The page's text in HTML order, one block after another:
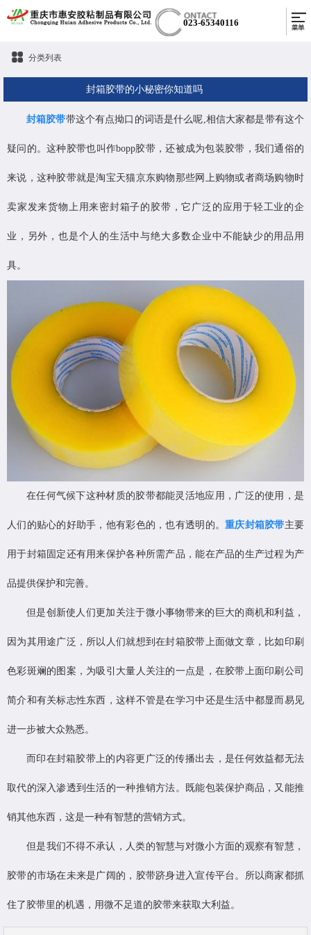
023-65340116
分类列表
封箱胶带的小秘密你知道吗
封箱胶带带这个有点拗口的词语是什么呢,相信大家都是带有这个
疑问的。这种胶带也叫作bopp胶带，还被成为包装胶带，我们通俗的
来说，这种胶带就是淘宝天猫京东购物那些网上购物或者商场购物时
卖家发来货物上用来密封箱子的胶带，它广泛的应用于轻工业的企
业，另外，也是个人的生活中与绝大多数企业中不能缺少的用品用
具。
在任何气候下这种材质的胶带都能灵活地应用，广泛的使用，是
人们的贴心的好助手，他有彩色的，也有透明的。重庆封箱胶带主要
用于封箱固定还有用来保护各种所需产品，能在产品的生产过程为产
品提供保护和完善。
但是创新使人们更加关注于微小事物带来的巨大的商机和利益，
因为其用途广泛，所以人们就想到在封箱胶带上面做文章，比如印刷
色彩斑斓的图案，为吸引大量人关注的一点是，在胶带上面印刷公司
简介和有关标志性东西，这样不管是在学习中还是生活中都显而易见
进一步被大众熟悉。
而印在封箱胶带上的内容更广泛的传播出去，是任何效益都无法
取代的深入渗透到生活的一种推销方法。既能包装保护商品，又能推
销其他东西，这是一种有智慧的营销方式。
但是我们不得不承认，人类的智慧与对微小方面的观察有智慧，
胶带的市场在未来是广阔的，胶带跻身进入宣传平台。所以商家都抓
住了胶带里的机遇，用微不足道的胶带来获取大利益。